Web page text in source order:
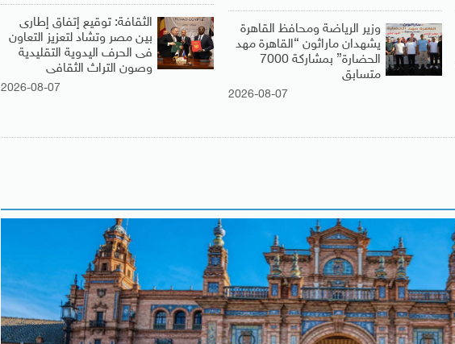
الثقافة: توقيع إتفاق إطارى
بين مصر وتشاد لتعزيز التعاون
فى الحرف اليدوية التقليدية
وصون التراث الثقافى
2026-08-07
وزير الرياضة ومحافظ القاهرة
يشهدان ماراثون “القاهرة مهد
الحضارة” بمشاركة 7000
متسابق
2026-08-07